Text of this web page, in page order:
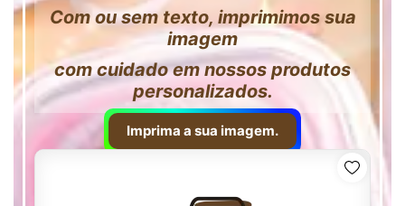
Com ou sem texto, imprimimos sua
imagem
com cuidado em nossos produtos
personalizados.
Imprima a sua imagem.